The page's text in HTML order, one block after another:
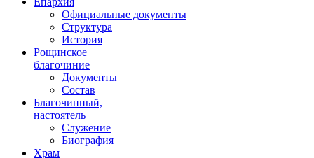
Официальные документы
Структура
История
Рощинское
благочиние
Документы
Состав
Благочинный,
настоятель
Служение
Биография
Храм